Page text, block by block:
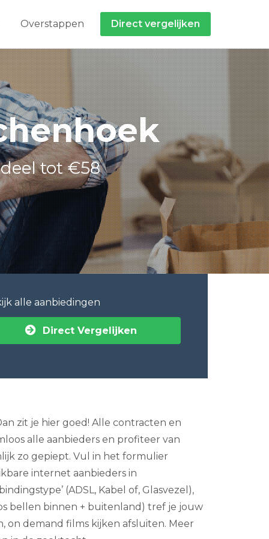
Overstappen Direct vergelijken
tot €58
alle aanbiedingen
Direct Vergelijken
zit je hier goed! Alle contracten en
alle aanbieders en profiteer van
zo gepiept. Vul in het formulier
internet aanbieders in
(ADSL, Kabel of, Glasvezel),
bellen binnen + buitenland) tref je jouw
on demand films kijken afsluiten. Meer